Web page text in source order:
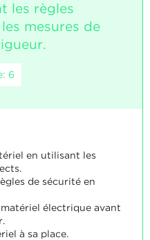
les règles
mesures de
6
en utilisant les
de sécurité en
électrique avant
à sa place.